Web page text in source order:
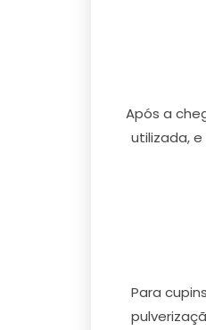
Após a
utilizada,
Para